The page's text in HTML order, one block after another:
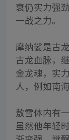
衰仍实力强
一战之力。
摩纳娑是古
古龙血脉，
金龙魂，实
人，例如南
敖雪体内有
虽然他年轻